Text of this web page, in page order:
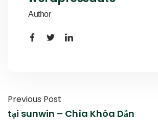
Author
Previous Post
tại sunwin – Chìa Khóa Dẫn